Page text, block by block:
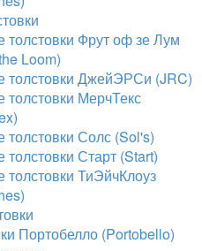
толстовки Фрут оф зе Лум
Loom)
толстовки ДжейЭРСи (JRC)
толстовки МерчТекс
толстовки Солс (Sol's)
толстовки Старт (Start)
толстовки ТиЭйчКлоуз
Портобелло (Portobello)